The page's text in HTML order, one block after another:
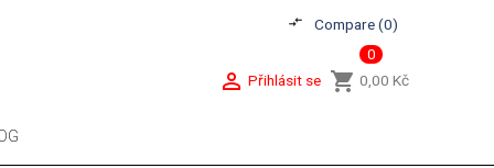
compare_arrows Compare (0)
shopping_cart
0
0,00 Kč
 Přihlásit se